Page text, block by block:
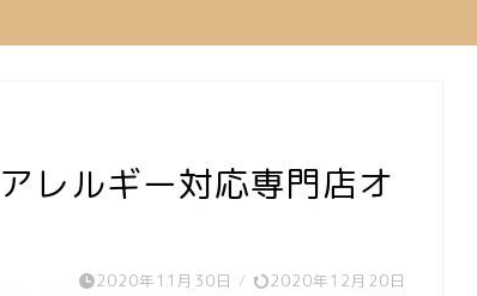
レルギー対応専門店オ
2020年11月30日 / 2020年12月20日